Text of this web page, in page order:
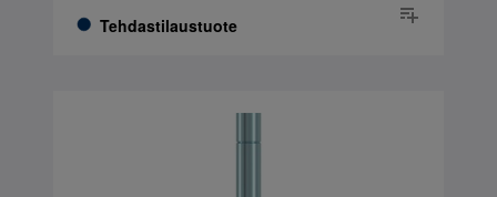
Tehdastilaustuote